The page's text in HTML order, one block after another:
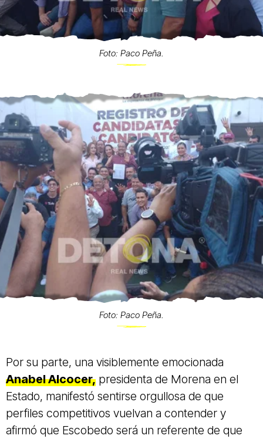
Foto: Paco Peña.
Foto: Paco Peña.
Por su parte, una visiblemente emocionada
Anabel Alcocer, presidenta de Morena en el
Estado, manifestó sentirse orgullosa de que
perfiles competitivos vuelvan a contender y
afirmó que Escobedo será un referente de que